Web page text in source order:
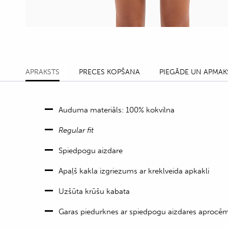
APRAKSTS PRECES KOPŠANA PIEGĀDE UN
Auduma materiāls: 100% kokvilna
Regular fit
Spiedpogu aizdare
Apaļš kakla izgriezums ar kreklveida apkakli
Uzšūta krūšu kabata
Garas piedurknes ar spiedpogu aizdares